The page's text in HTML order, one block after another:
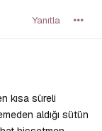
Yanıtla
kısa süreli
aldığı sütün